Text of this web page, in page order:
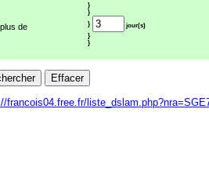
}
}
}
jour(s)
}
}
de
francois04.free.fr/